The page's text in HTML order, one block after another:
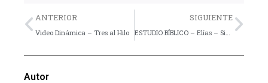
Previo
ANTERIOR
Video Dinámica – Tres al Hilo
SIGUIENTE
Autor